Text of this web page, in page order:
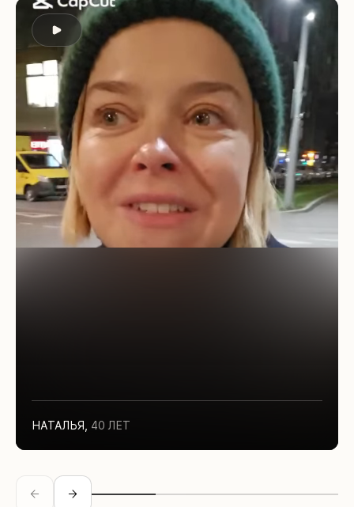
НАТАЛЬЯ 40 ЛЕТ